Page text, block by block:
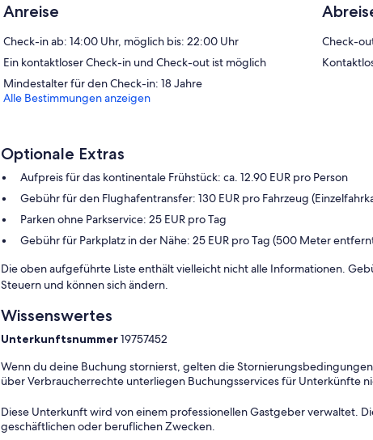
Reinigungsservice wird täglich angeboten.
Anreise
Check-in ab: 14:00 Uhr, möglich bis: 22:00 Uhr
Ein kontaktloser Check-in und Check-out ist möglich
Mindestalter für den Check-in: 18 Jahre
Check-
Alle Bestimmungen anzeigen
Optionale Extras
Aufpreis für das kontinentale Frühstück: ca. 12.90 EUR pro Person
Gebühr für den Flughafentransfer: 130 EUR pro Fahrzeug
Parken ohne Parkservice: 25 EUR pro Tag
Gebühr für Parkplatz in der Nähe: 25 EUR pro Tag (500 Meter
Die oben aufgeführte Liste enthält vielleicht nicht alle Informationen.
Steuern und können sich ändern.
Wissenswertes
Unterkunftsnummer19757452
Wenn du deine Buchung stornierst, gelten die
über Verbraucherrechte unterliegen Buchungsservices für Unterkünfte
Diese Unterkunft wird von einem professionellen Gastgeber verwaltet.
geschäftlichen oder beruflichen Zwecken.